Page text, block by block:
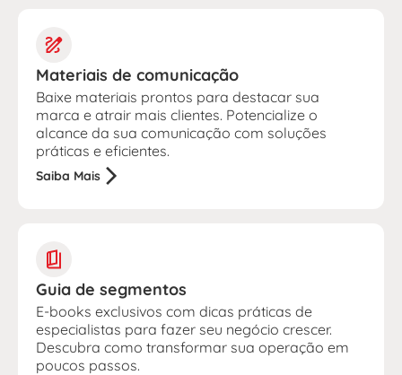
Materiais de comunicação
Baixe materiais prontos para destacar sua
marca e atrair mais clientes. Potencialize o
alcance da sua comunicação com soluções
práticas e eficientes.
Saiba Mais
Guia de segmentos
E-books exclusivos com dicas práticas de
especialistas para fazer seu negócio crescer.
Descubra como transformar sua operação em
poucos passos.